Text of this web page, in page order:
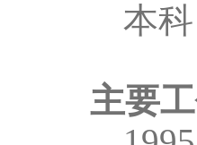
本
主要